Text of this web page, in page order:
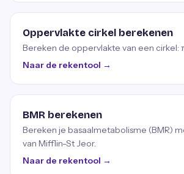
Oppervlakte cirkel berekenen
Bereken de oppervlakte van een cirkel:
Naar de rekentool →
BMR berekenen
Bereken je basaalmetabolisme (BMR)
van Mifflin-St Jeor.
Naar de rekentool →